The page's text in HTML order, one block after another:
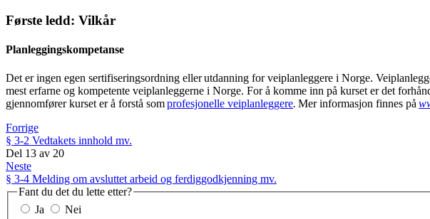
Første ledd: Vilkår
Planleggingskompetanse
Det er ingen egen sertifiseringsordning eller utdanning for veiplanleggere i Norge.
mest erfarne og kompetente veiplanleggerne i Norge. For å komme inn på kurset er det
gjennomfører kurset er å forstå somprofesjonelle veiplanleggere. Mer informasjon finnes på
Forrige
§ 3-2 Vedtakets innhold mv.
Del 13 av 20
Neste
§ 3-4 Melding om avsluttet arbeid og ferdiggodkjenning mv.
Fant du det du lette etter?
Ja
Nei